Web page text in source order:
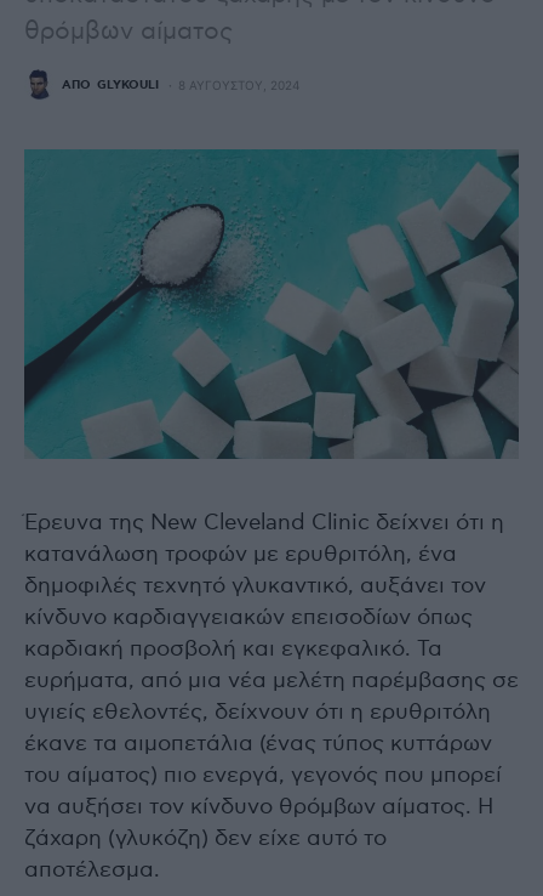
θρόμβων αίματος
ΑΠΌ GLYKOULI 8 ΑΥΓΟΎΣΤΟΥ, 2024
Έρευνα της New Cleveland Clinic δείχνει ότι η
κατανάλωση τροφών με ερυθριτόλη, ένα
δημοφιλές τεχνητό γλυκαντικό, αυξάνει τον
κίνδυνο καρδιαγγειακών επεισοδίων όπως
καρδιακή προσβολή και εγκεφαλικό. Τα
ευρήματα, από μια νέα μελέτη παρέμβασης σε
υγιείς εθελοντές, δείχνουν ότι η ερυθριτόλη
έκανε τα αιμοπετάλια (ένας τύπος κυττάρων
του αίματος) πιο ενεργά, γεγονός που μπορεί
να αυξήσει τον κίνδυνο θρόμβων αίματος. Η
ζάχαρη (γλυκόζη) δεν είχε αυτό το
αποτέλεσμα.